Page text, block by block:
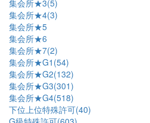
集会所★3(5)
集会所★4(3)
集会所★5
集会所★6
集会所★7(2)
集会所★G1(54)
集会所★G2(132)
集会所★G3(301)
集会所★G4(518)
下位上位特殊許可(40)